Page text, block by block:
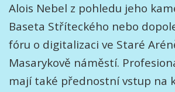
Alois Nebel z pohledu jeho
Baseta Stříteckého nebo
fóru o digitalizaci ve Staré
Masarykově náměstí.
mají také přednostní vstup na